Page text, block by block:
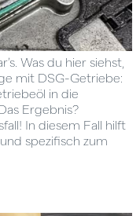
Was du hier siehst,
mit DSG-Getriebe:
in die
Ergebnis?
In diesem Fall hilft
spezifisch zum